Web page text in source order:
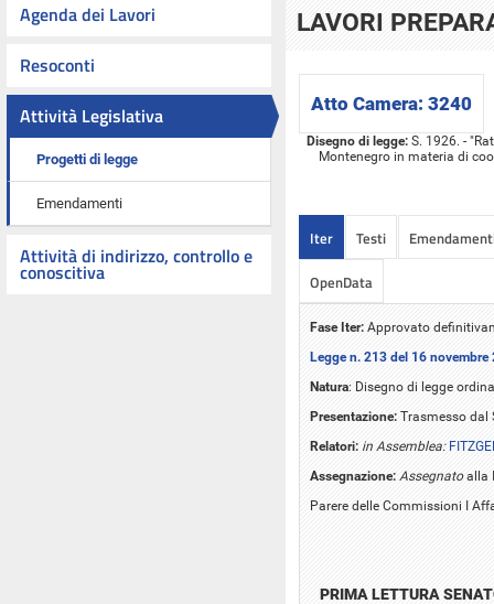
Agenda dei Lavori
Resoconti
Attività Legislativa
Progetti di legge
Emendamenti
Attività di indirizzo, controllo e
conoscitiva
LAVORI
Atto Camera: 3240
Disegno di legge: S. 1926. -
Montenegro in materia di
Iter Testi
OpenData
Fase Iter: Approvato
Legge n. 213 del 16 novembre
Natura: Disegno di legge
Presentazione: Trasmesso dal
Relatori: in Assemblea:
Assegnazione: Assegnatoalla
Parere delle Commissioni I
PRIMA LETTURA